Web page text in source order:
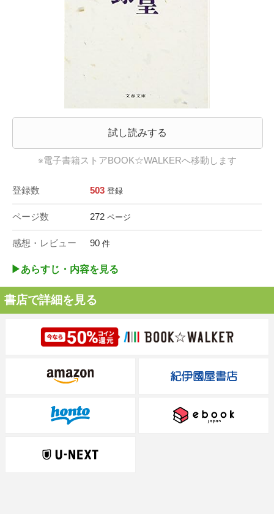
試し読みする
※電子書籍ストアBOOK☆WALKERへ移動します
登録数 503 登録
ページ数 272 ページ
感想・レビュー 90 件
▶︎あらすじ・内容を見る
書店で詳細を見る